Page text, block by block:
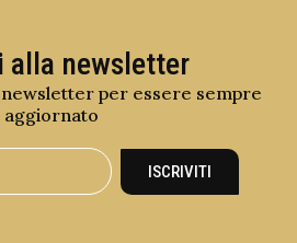
alla newsletter
per essere sempre
aggiornato
ISCRIVITI